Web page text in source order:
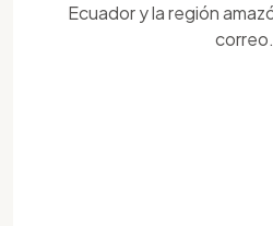
Ecuador y la región
correo.